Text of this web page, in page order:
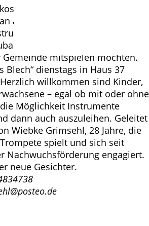
Angebot in unserer
alle, die Interesse am Erlernen
wie Trompete, Posaune,
haben und gern im
Gemeinde mitspielen möchten.
Blech“ dienstags in Haus 37
willkommen sind Kinder,
– egal ob mit oder ohne
Möglichkeit Instrumente
dann auch auszuleihen. Geleitet
Wiebke Grimsehl, 28 Jahre, die
spielt und sich seit
Nachwuchsförderung engagiert.
neue Gesichter.